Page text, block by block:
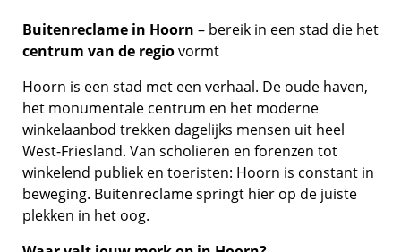
Buitenreclame in Hoorn – bereik in een stad die het
centrum van de regiovormt
Hoorn is een stad met een verhaal. De oude haven,
het monumentale centrum en het moderne
winkelaanbod trekken dagelijks mensen uit heel
West-Friesland. Van scholieren en forenzen tot
winkelend publiek en toeristen: Hoorn is constant in
beweging. Buitenreclame springt hier op de juiste
plekken in het oog.